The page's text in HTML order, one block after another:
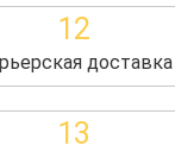
12
доставка
13